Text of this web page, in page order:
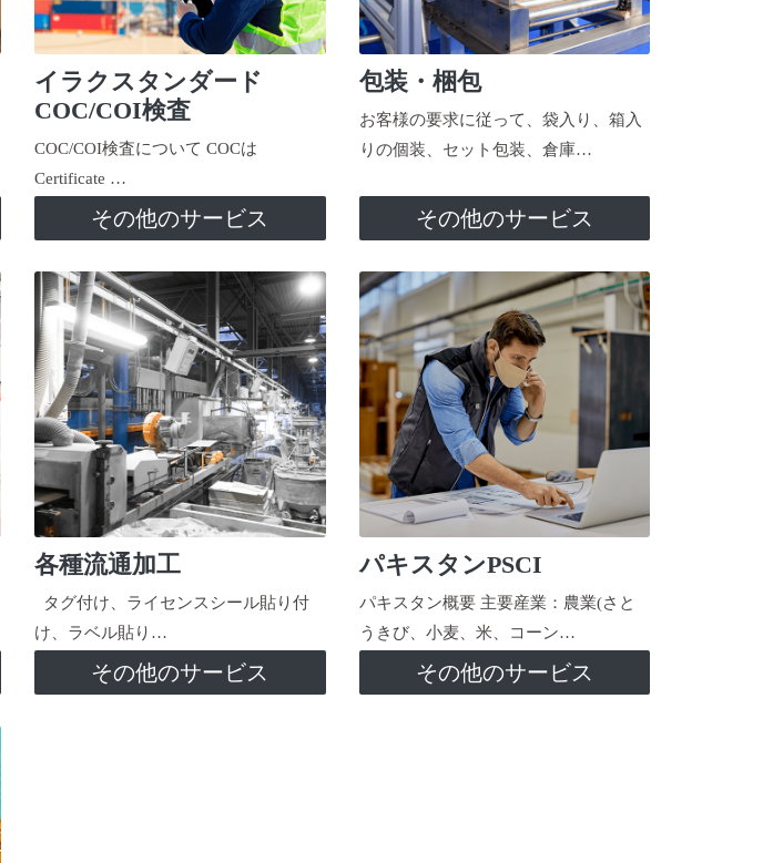
イラクスタンダード
COC/COI検査
COC/COI検査について COCは
Certificate …
その他のサービス
包装・梱包
お客様の要求に従って、袋入り、箱入
りの個装、セット包装、倉庫…
その他のサービス
各種流通加工
タグ付け、ライセンスシール貼り付
け、ラベル貼り…
その他のサービス
パキスタンPSCI
パキスタン概要 主要産業：農業(さと
うきび、小麦、米、コーン…
その他のサービス